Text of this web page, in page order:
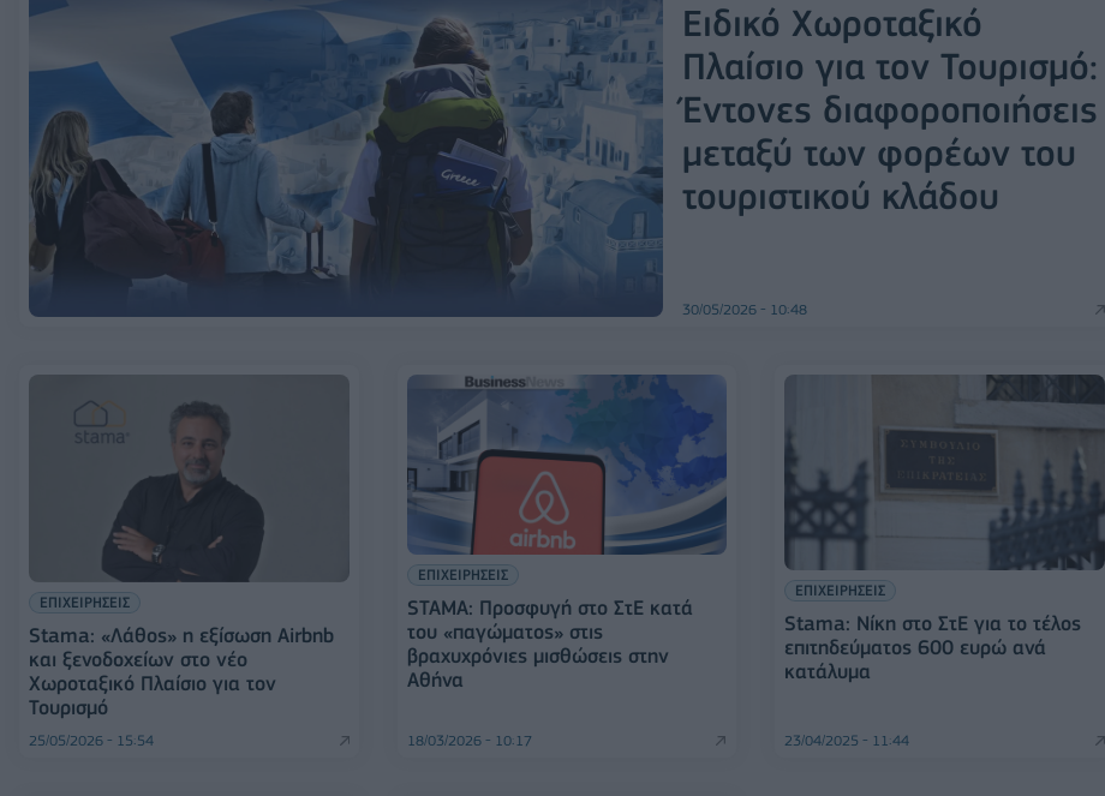
Ειδικό Χωροταξικό
Πλαίσιο για τον Τουρισμό:
Έντονες διαφοροποιήσεις
μεταξύ των φορέων του
τουριστικού κλάδου
30/05/2026 - 10:48
ΕΠΙΧΕΙΡΗΣΕΙΣ
Stama: «Λάθος» η εξίσωση Airbnb
και ξενοδοχείων στο νέο
Χωροταξικό Πλαίσιο για τον
Τουρισμό
25/05/2026 - 15:54
ΕΠΙΧΕΙΡΗΣΕΙΣ
STAMA: Προσφυγή στο ΣτΕ κατά
του «παγώματος» στις
βραχυχρόνιες μισθώσεις στην
Αθήνα
18/03/2026 - 10:17
ΕΠΙΧΕΙΡΗΣΕΙΣ
Stama: Νίκη στο ΣτΕ για το τέλος
επιτηδεύματος 600 ευρώ ανά
κατάλυμα
23/04/2025 - 11:44